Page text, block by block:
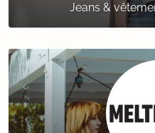
Jeans &